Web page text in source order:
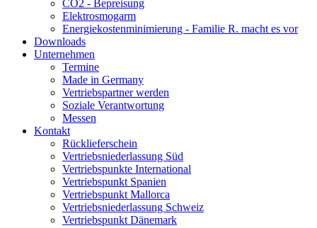
CO2 - Bepreisung
Elektrosmogarm
Energiekostenminimierung - Familie R. macht es vor
Downloads
Unternehmen
Termine
Made in Germany
Vertriebspartner werden
Soziale Verantwortung
Messen
Kontakt
Rücklieferschein
Vertriebsniederlassung Süd
Vertriebspunkte International
Vertriebspunkt Spanien
Vertriebspunkt Mallorca
Vertriebsniederlassung Schweiz
Vertriebspunkt Dänemark